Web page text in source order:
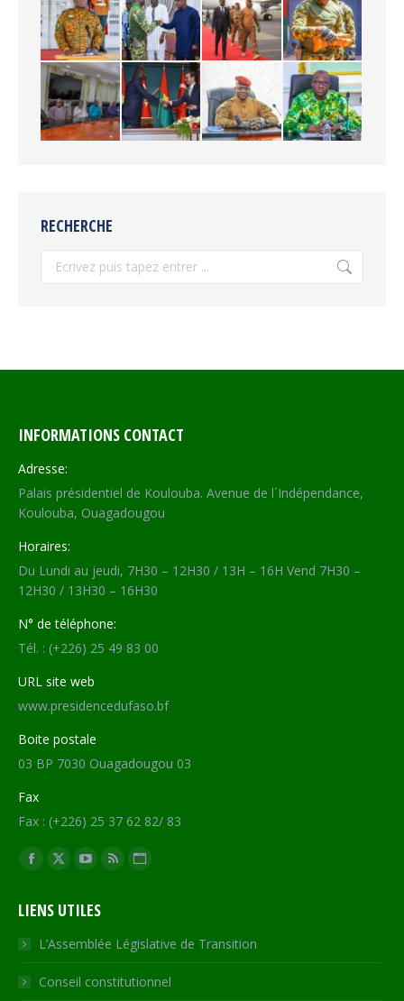
RECHERCHE
Recherche
INFORMATIONS CONTACT
Adresse:
Palais présidentiel de Koulouba. Avenue de l´Indépendance,
Koulouba, Ouagadougou
Horaires:
Du Lundi au jeudi, 7H30 – 12H30 / 13H – 16H Vend 7H30 –
12H30 / 13H30 – 16H30
N° de téléphone:
Tél. : (+226) 25 49 83 00
URL site web
www.presidencedufaso.bf
Boite postale
03 BP 7030 Ouagadougou 03
Fax
Fax : (+226) 25 37 62 82/ 83
Trouvez nous sur :
Facebook
opens
in
new
window
X
opens
in
new
window
YouTube
opens
in
new
window
RSS
in
new
window
Site
opens
in
new
LIENS UTILES
L’Assemblée Législative de Transition
Conseil constitutionnel